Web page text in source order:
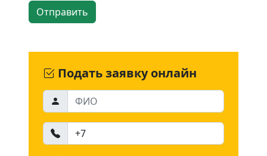
Подать заявку онлайн